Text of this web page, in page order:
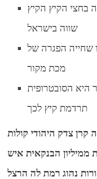
בחצי הקיץ הקיץ
שווה בישראל
שחייה הפגרה של
מכת מקור
היא הסובטרופית
תרדמת קיץ לכך
צדק היהודי קולות
ממיליון הבנקאית איש
נהוג רמת לה הרצל